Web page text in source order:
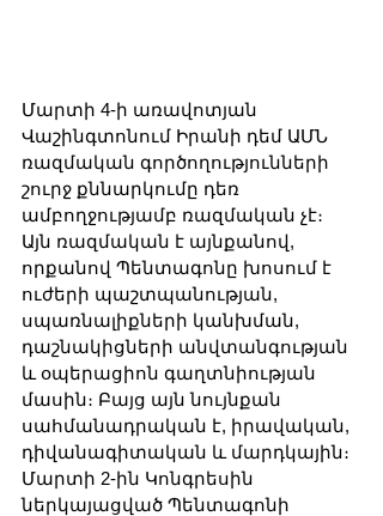
Մարտի 4-ի առավոտյան
Վաշինգտոնում Իրանի դեմ ԱՄՆ
ռազմական գործողությունների
շուրջ քննարկումը դեռ
ամբողջությամբ ռազմական չէ։
Այն ռազմական է այնքանով,
որքանով Պենտագոնը խոսում է
ուժերի պաշտպանության,
սպառնալիքների կանխման,
դաշնակիցների անվտանգության
և օպերացիոն գաղտնիության
մասին։ Բայց այն նույնքան
սահմանադրական է, իրավական,
դիվանագիտական և մարդկային։
Մարտի 2-ին Կոնգրեսին
ներկայացված Պենտագոնի